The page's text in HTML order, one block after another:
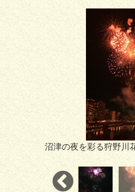
沼津の夜を彩る狩野川